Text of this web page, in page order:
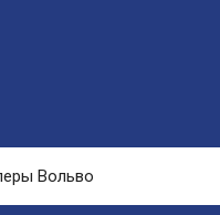
Вольво